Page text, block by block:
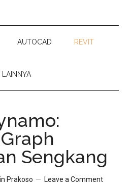
AUTOCAD REVIT
LAINNYA
Sengkang
Prakoso Leave a Comment